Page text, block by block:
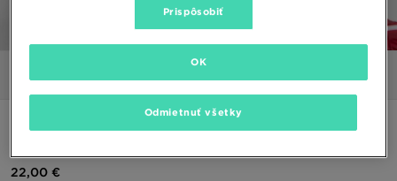
22,00 €
Prispôsobiť
Odmietnuť všetky
OK